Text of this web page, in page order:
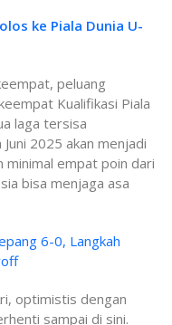
ke Piala Dunia U-
peluang
Kualifikasi Piala
laga tersisa
2025 akan menjadi
minimal empat poin dari
bisa menjaga asa
6-0, Langkah
optimistis dengan
sampai di sini.